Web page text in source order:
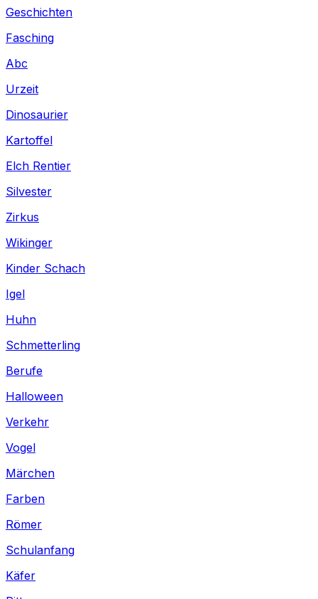
Geschichten
Fasching
Abc
Urzeit
Dinosaurier
Kartoffel
Elch Rentier
Silvester
Zirkus
Wikinger
Kinder Schach
Igel
Huhn
Schmetterling
Berufe
Halloween
Verkehr
Vogel
Märchen
Farben
Römer
Schulanfang
Käfer